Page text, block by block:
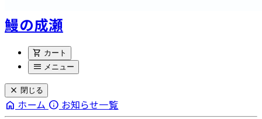
鰻の成瀬
shopping_cart カート
menu メニュー
close 閉じる
home ホーム info お知らせ一覧